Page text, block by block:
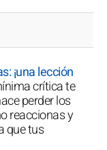
¡una lección
crítica te
perder los
reaccionas y
que tus